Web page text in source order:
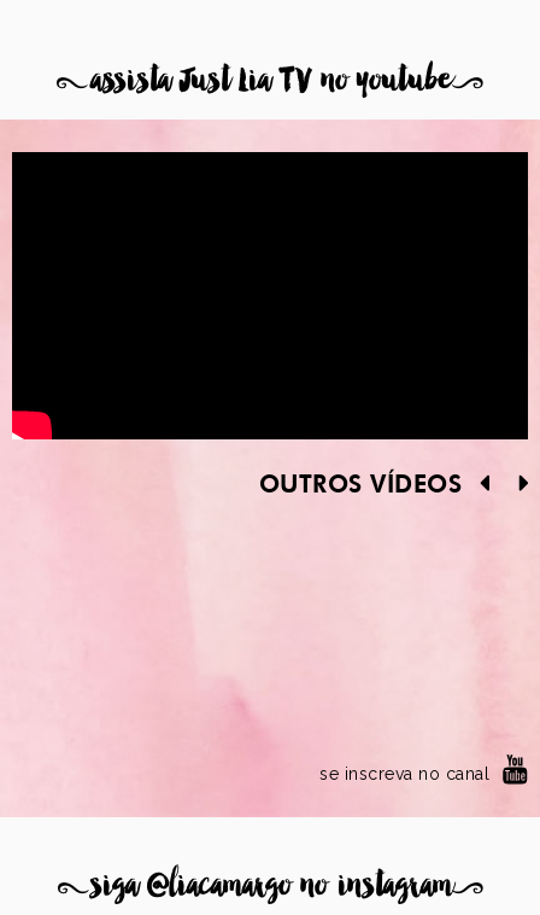
8assista Just Lia TV no youtube9
OUTROS VÍDEOS
se inscreva no canal
8siga @liacamargo no instagram9